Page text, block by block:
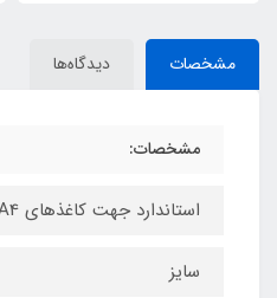
مشخصات دیدگاه‌ها
مشخصات:
استاندارد جهت کاغذهای A4
سایز